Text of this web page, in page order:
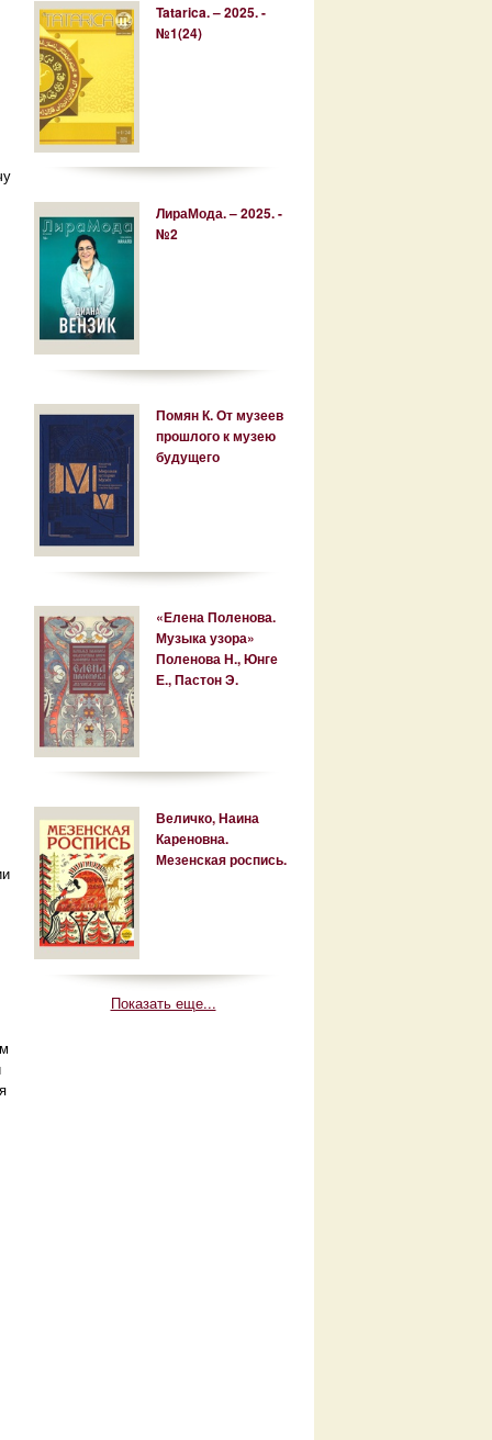
Tatarica. – 2025. -
№1(24)
ЛираМода. – 2025. -
№2
Помян К. От музеев
прошлого к музею
будущего
«Елена Поленова.
Музыка узора»
Поленова Н., Юнге
Е., Пастон Э.
Величко, Наина
Кареновна.
Мезенская роспись.
Показать еще...